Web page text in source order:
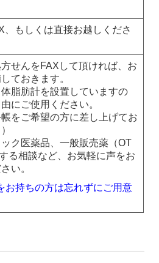
、もしくは直接お越しくださ
せんをFAXして頂ければ、お
ておきます。
脂肪計を設置していますの
にご使用ください。
帳をご希望の方に差し上げてお
ク医薬品、一般販売薬（OT
る相談など、お気軽に声をお
い。
お持ちの方は忘れずにご用意